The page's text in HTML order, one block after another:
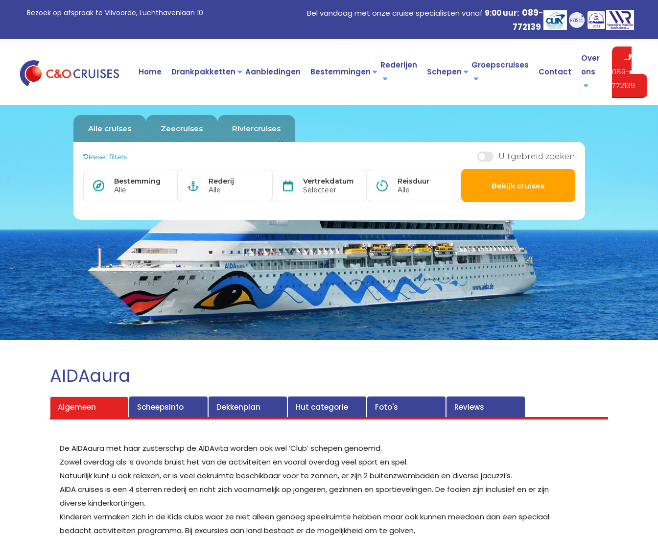
Bezoek op afspraak te Vilvoorde, Luchthavenlaan 10 Bel vandaag met onze cruise specialisten vanaf 9:00 uur: 089-
772139
Home Drankpakketten Aanbiedingen Bestemmingen
Rederijen
Schepen
Groepscruises
Contact
Over
ons
089-
772139
AIDAaura
Algemeen Scheepsinfo Dekkenplan Hut categorie Foto's Reviews
De AIDAaura met haar zusterschip de AIDAvita worden ook wel ‘Club’ schepen genoemd.
Zowel overdag als ’s avonds bruist het van de activiteiten en vooral overdag veel sport en spel.
Natuurlijk kunt u ook relaxen, er is veel dekruimte beschikbaar voor te zonnen, er zijn 2 buitenzwembaden en diverse jacuzzi’s.
AIDA cruises is een 4 sterren rederij en richt zich voornamelijk op jongeren, gezinnen en sportievelingen. De fooien zijn inclusief en er zijn
diverse kinderkortingen.
Kinderen vermaken zich in de Kids clubs waar ze niet alleen genoeg speelruimte hebben maar ook kunnen meedoen aan een speciaal
bedacht activiteiten programma. Bij excursies aan land bestaat er de mogelijkheid om te golven,